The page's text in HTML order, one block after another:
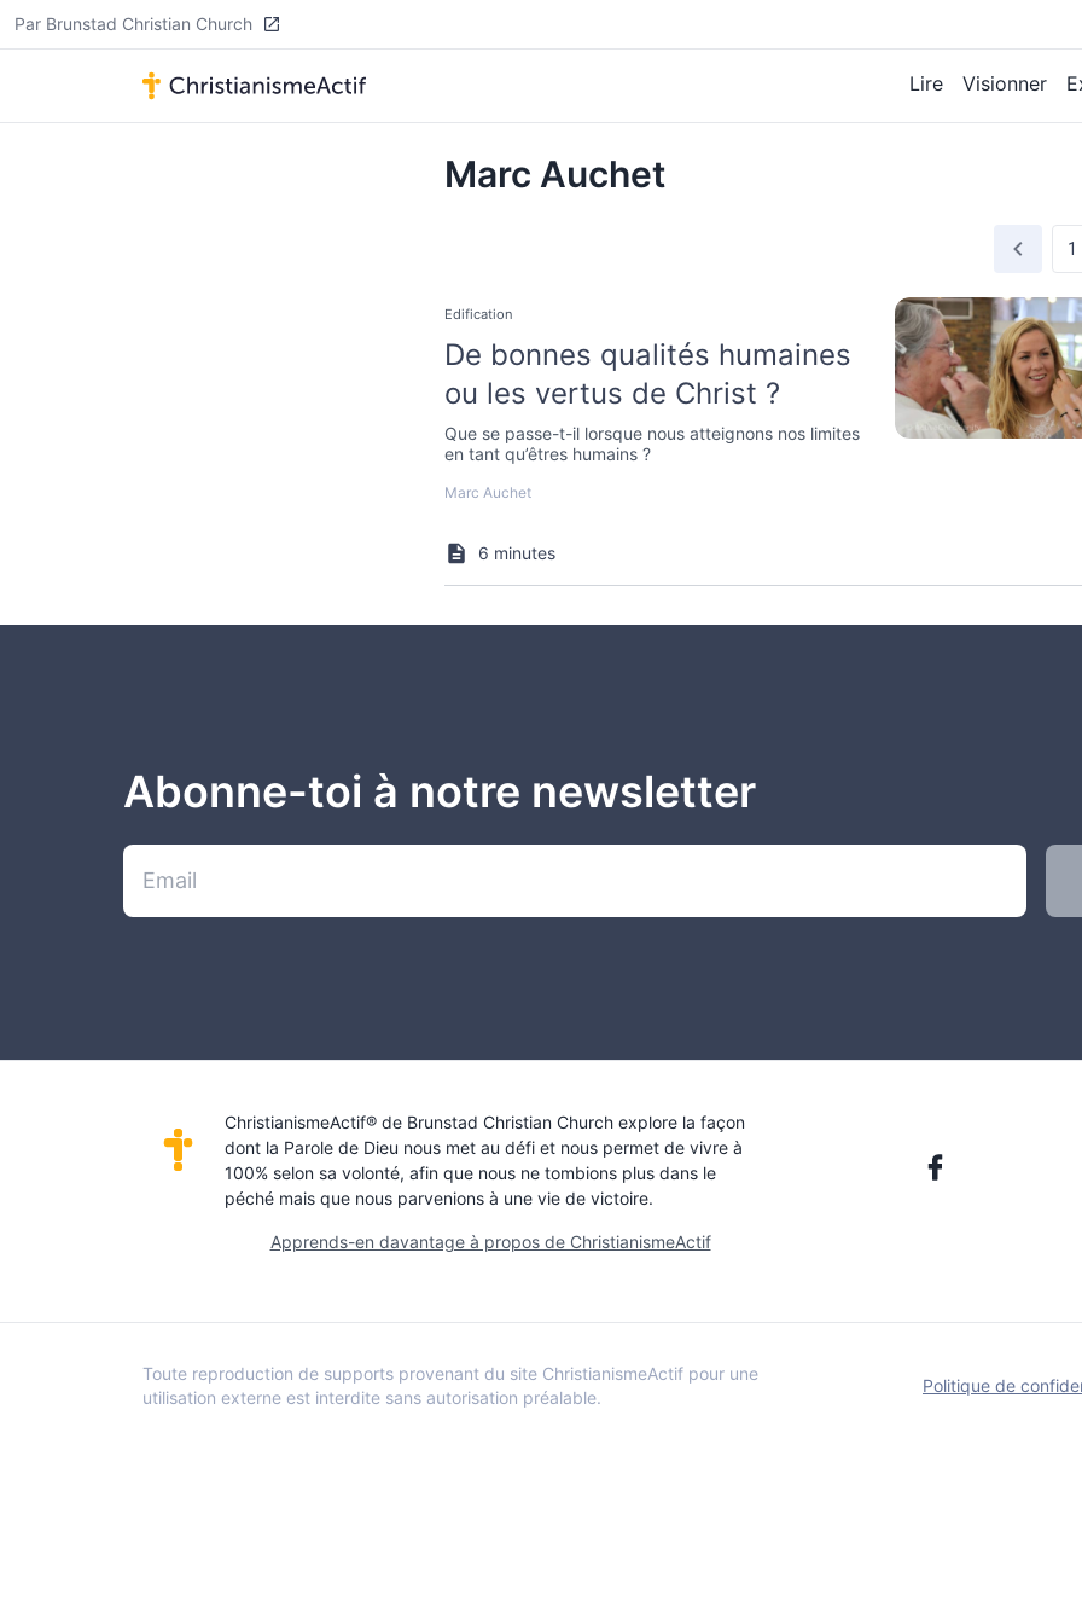
Par Brunstad Christian Church
Lire Visionner
Marc Auchet
Edification
De bonnes qualités humaines
ou les vertus de Christ ?
Que se passe-t-il lorsque nous atteignons nos limites
en tant qu’êtres humains ?
Marc Auchet
6 minutes
Abonne-toi à notre newsletter
ChristianismeActif® de Brunstad Christian Church explore la façon
dont la Parole de Dieu nous met au défi et nous permet de vivre à
100% selon sa volonté, afin que nous ne tombions plus dans le
péché mais que nous parvenions à une vie de victoire.
Apprends-en davantage à propos de ChristianismeActif
Toute reproduction de supports provenant du site ChristianismeActif pour une
utilisation externe est interdite sans autorisation préalable.
Politique de